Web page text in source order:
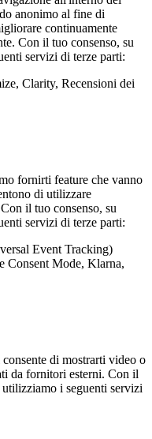
anonimo al fine di
continuamente
Con il tuo consenso, su
servizi di terze parti:
Clarity, Recensioni dei
fornirti feature che vanno
di utilizzare
il tuo consenso, su
servizi di terze parti:
Event Tracking)
Consent Mode, Klarna,
di mostrarti video o
da fornitori esterni. Con il
i seguenti servizi